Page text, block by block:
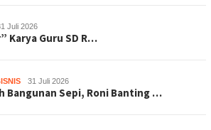
Juli 2026
Karya Guru SD R…
31 Juli 2026
Bangunan Sepi, Roni Banting …